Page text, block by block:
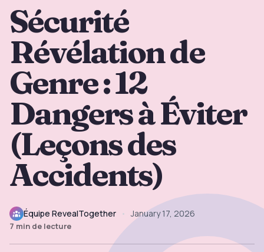
Préparer la fête
Jeux, imprimables et idées pratiques gratuits
Kit à imprimer gratuit
Outils Gratuits →
Thèmes
Connexion
Commencer
Sécurité
Révélation de
Genre : 12
Dangers à Éviter
(Leçons des
Accidents)
Équipe RevealTogether • January 17, 2026
7 min de lecture